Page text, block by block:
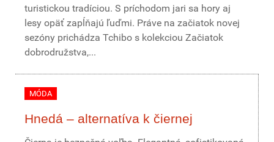
turistickou tradíciou. S príchodom jari sa hory aj
lesy opäť zapĺňajú ľuďmi. Práve na začiatok novej
sezóny prichádza Tchibo s kolekciou Začiatok
dobrodružstva,...
MÓDA
Hnedá – alternatíva k čiernej